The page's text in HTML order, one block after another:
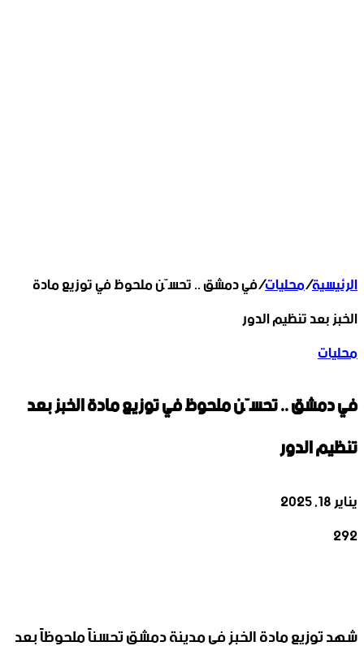
الرئيسية/محليات/في دمشق .. تحسّن ملحوظ في توزيع مادة
الخبز بعد تنظيم الدور
محليات
في دمشق .. تحسّن ملحوظ في توزيع مادة الخبز بعد
تنظيم الدور
يناير 18, 2025
292
شهد توزيع مادة الخبز في مدينة دمشق تحسناً ملحوظاً بعد